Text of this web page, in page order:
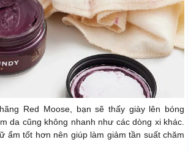
Red Moose, bạn sẽ thấy giày lên bóng
da cũng không nhanh như các dòng xi khác.
ẩm tốt hơn nên giúp làm giảm tần suất chăm